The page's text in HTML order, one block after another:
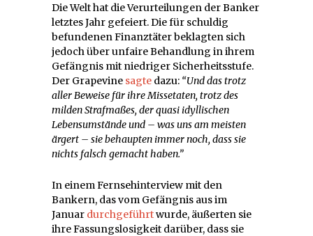
Die Welt hat die Verurteilungen der Banker
letztes Jahr gefeiert. Die für schuldig
befundenen Finanztäter beklagten sich
jedoch über unfaire Behandlung in ihrem
Gefängnis mit niedriger Sicherheitsstufe.
Der Grapevine sagte dazu: “Und das trotz
aller Beweise für ihre Missetaten, trotz des
milden Strafmaßes, der quasi idyllischen
Lebensumstände und – was uns am meisten
ärgert – sie behaupten immer noch, dass sie
nichts falsch gemacht haben.”
In einem Fernsehinterview mit den
Bankern, das vom Gefängnis aus im
Januar durchgeführtwurde, äußerten sie
ihre Fassungslosigkeit darüber, dass sie